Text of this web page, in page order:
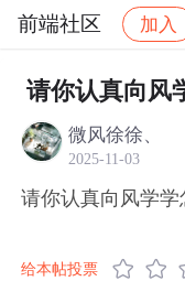
前端社区 加入
社区 前端社区
请你认真向风
微风徐徐、
2025-11-03
请你认真向风学
给本帖投票